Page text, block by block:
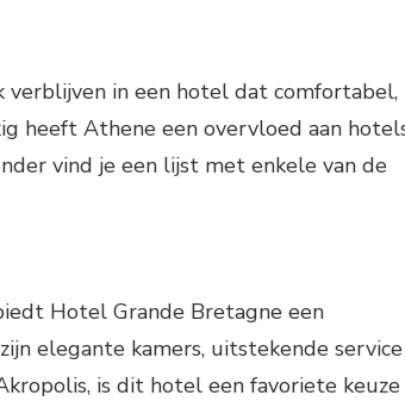
in een hotel dat comfortabel,
heeft Athene een overvloed aan
vind je een lijst met enkele van de
Hotel Grande Bretagne een
elegante kamers, uitstekende service
is dit hotel een favoriete keuze